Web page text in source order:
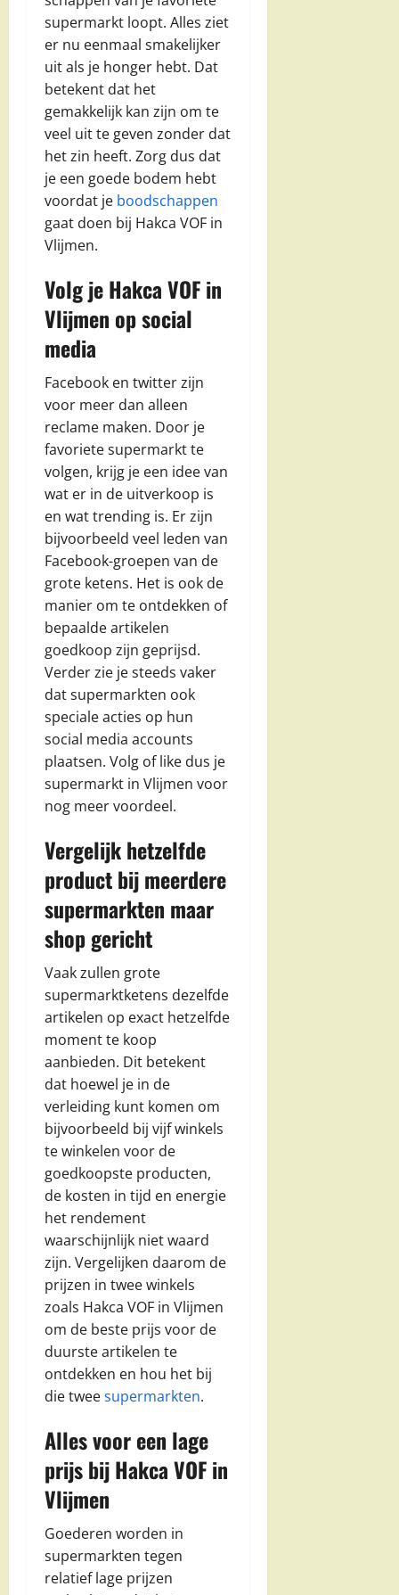
supermarkt loopt. Alles ziet
er nu eenmaal smakelijker
uit als je honger hebt. Dat
betekent dat het
gemakkelijk kan zijn om te
veel uit te geven zonder dat
het zin heeft. Zorg dus dat
je een goede bodem hebt
voordat je boodschappen
gaat doen bij Hakca VOF in
Vlijmen.
Volg je Hakca VOF in
Vlijmen op social
media
Facebook en twitter zijn
voor meer dan alleen
reclame maken. Door je
favoriete supermarkt te
volgen, krijg je een idee van
wat er in de uitverkoop is
en wat trending is. Er zijn
bijvoorbeeld veel leden van
Facebook-groepen van de
grote ketens. Het is ook de
manier om te ontdekken of
bepaalde artikelen
goedkoop zijn geprijsd.
Verder zie je steeds vaker
dat supermarkten ook
speciale acties op hun
social media accounts
plaatsen. Volg of like dus je
supermarkt in Vlijmen voor
nog meer voordeel.
Vergelijk hetzelfde
product bij meerdere
supermarkten maar
shop gericht
Vaak zullen grote
supermarktketens dezelfde
artikelen op exact hetzelfde
moment te koop
aanbieden. Dit betekent
dat hoewel je in de
verleiding kunt komen om
bijvoorbeeld bij vijf winkels
te winkelen voor de
goedkoopste producten,
de kosten in tijd en energie
het rendement
waarschijnlijk niet waard
zijn. Vergelijken daarom de
prijzen in twee winkels
zoals Hakca VOF in Vlijmen
om de beste prijs voor de
duurste artikelen te
ontdekken en hou het bij
die tweesupermarkten.
Alles voor een lage
prijs bij Hakca VOF in
Vlijmen
Goederen worden in
supermarkten tegen
relatief lage prijzen